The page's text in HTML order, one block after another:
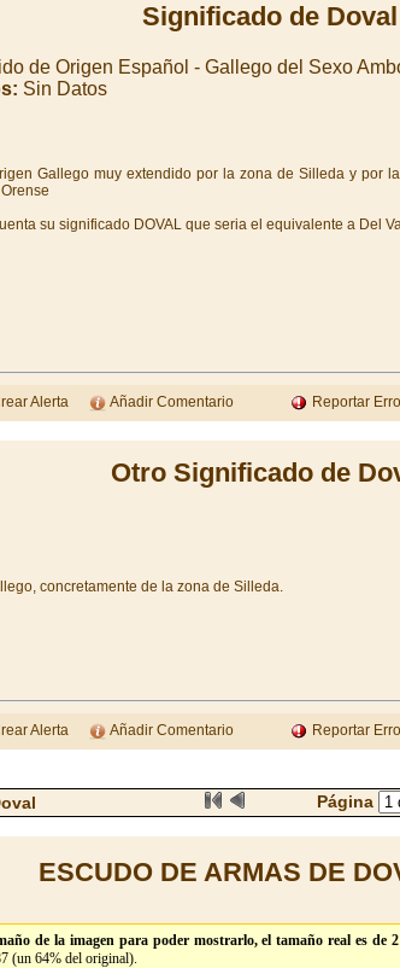
Significado de Doval
de Origen Español - Gallego del Sexo
Sin Datos
Gallego muy extendido por la zona de Silleda y por
su significado DOVAL que seria el equivalente a Del
Alerta Añadir Comentario Reportar
Otro Significado de
concretamente de la zona de Silleda.
Alerta Añadir Comentario Reportar
Página
ESCUDO DE ARMAS DE
de la imagen para poder mostrarlo, el tamaño real es de
(un 64% del original).